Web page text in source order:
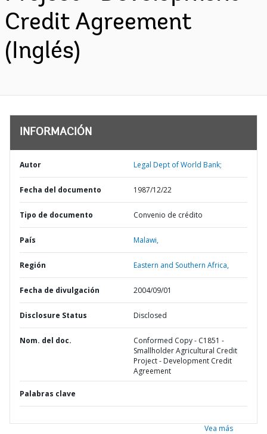
Credit Agreement
(Inglés)
INFORMACIÓN
Autor Legal Dept of World Bank;
Fecha del documento 1987/12/22
Tipo de documento Convenio de crédito
País Malawi,
Región Eastern and Southern Africa,
Fecha de divulgación 2004/09/01
Disclosure Status Disclosed
Nom. del doc.
Conformed Copy - C1851 -
Smallholder Agricultural Credit
Project - Development Credit
Agreement
Palabras clave
Vea más